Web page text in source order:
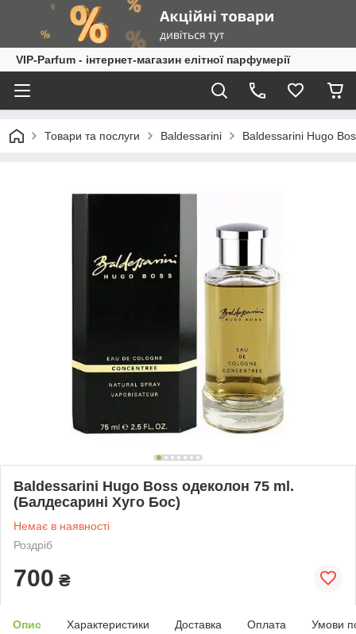
VIP-Parfum - інтернет-магазин елітної парфумерії
Товари та послуги Baldessarini Baldessarini Hugo
Baldessarini Hugo Boss одеколон 75 ml.
(Балдесарині Хуго Бос)
Немає в наявності
Роздріб
700 ₴
Опис Характеристики Доставка Оплата Умови